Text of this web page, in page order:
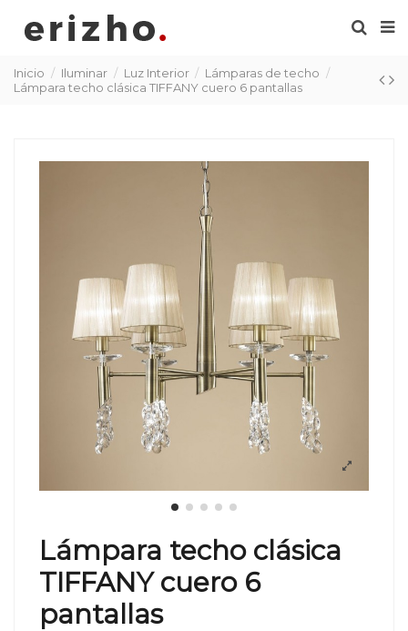
Inicio Iluminar Luz Interior
Lámparas de techo
Lámpara techo clásica TIFFANY cuero 6 pantallas
Lámpara techo clásica
TIFFANY cuero 6
pantallas